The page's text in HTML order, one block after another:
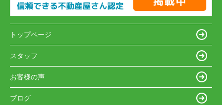
トップページ
スタッフ
お客様の声
ブログ